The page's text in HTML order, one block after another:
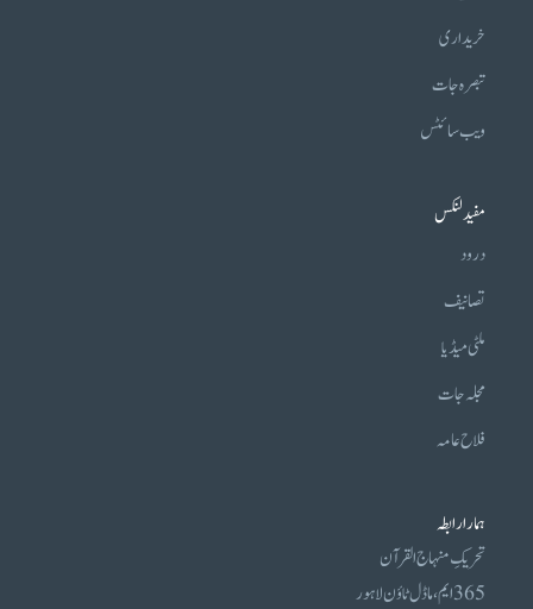
خریداری
تبصرہ جات
ویب سائٹس
مفید لنکس
درود
تصانیف
ملٹی میڈیا
مجلہ جات
فلاح عامہ
ہمارا رابطہ
تحریکِ منہاج القرآن
365 ایم، ماڈل ٹاؤن لاہور